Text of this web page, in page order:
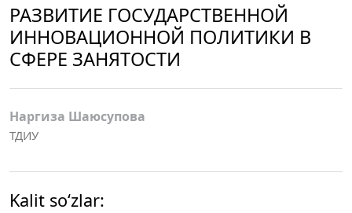
РАЗВИТИЕ ГОСУДАРСТВЕННОЙ
ИННОВАЦИОННОЙ ПОЛИТИКИ В
СФЕРЕ ЗАНЯТОСТИ
Наргиза Шаюсупова
ТДИУ
Kalit so‘zlar: